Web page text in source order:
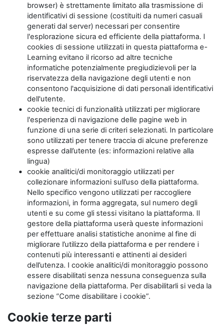
browser) è strettamente limitato alla trasmissione di
identificativi di sessione (costituiti da numeri casuali
generati dal server) necessari per consentire
l'esplorazione sicura ed efficiente della piattaforma. I
cookies di sessione utilizzati in questa piattaforma e-
Learning evitano il ricorso ad altre tecniche
informatiche potenzialmente pregiudizievoli per la
riservatezza della navigazione degli utenti e non
consentono l'acquisizione di dati personali identificativi
dell'utente.
cookie tecnici di funzionalità utilizzati per migliorare
l'esperienza di navigazione delle pagine web in
funzione di una serie di criteri selezionati. In particolare
sono utilizzati per tenere traccia di alcune preferenze
espresse dall’utente (es: informazioni relative alla
lingua)
cookie analitici/di monitoraggio utilizzati per
collezionare informazioni sull’uso della piattaforma.
Nello specifico vengono utilizzati per raccogliere
informazioni, in forma aggregata, sul numero degli
utenti e su come gli stessi visitano la piattaforma. Il
gestore della piattaforma userà queste informazioni
per effettuare analisi statistiche anonime al fine di
migliorare l’utilizzo della piattaforma e per rendere i
contenuti più interessanti e attinenti ai desideri
dell’utenza. I cookie analitici/di monitoraggio possono
essere disabilitati senza nessuna conseguenza sulla
navigazione della piattaforma. Per disabilitarli si veda la
sezione “Come disabilitare i cookie”.
Cookie terze parti